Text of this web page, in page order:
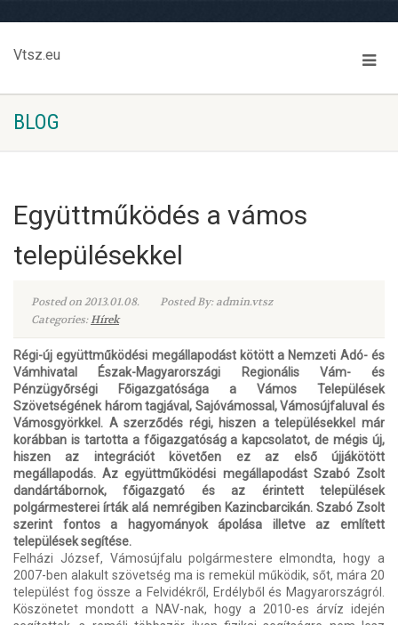
Vtsz.eu
BLOG
Együttműködés a vámos
településekkel
Posted on 2013.01.08.
Posted By: admin.vtsz
Categories:Hírek
Régi-új együttműködési megállapodást kötött a Nemzeti Adó- és
Vámhivatal Észak-Magyarországi Regionális Vám- és
Pénzügyőrségi Főigazgatósága a Vámos Települések
Szövetségének három tagjával, Sajóvámossal, Vámosújfaluval és
Vámosgyörkkel. A szerződés régi, hiszen a településekkel már
korábban is tartotta a főigazgatóság a kapcsolatot, de mégis új,
hiszen az integrációt követően ez az első újjákötött
megállapodás. Az együttműködési megállapodást Szabó Zsolt
dandártábornok, főigazgató és az érintett települések
polgármesterei írták alá nemrégiben Kazincbarcikán. Szabó Zsolt
szerint fontos a hagyományok ápolása illetve az említett
települések segítése.
Felházi József, Vámosújfalu polgármestere elmondta, hogy a
2007-ben alakult szövetség ma is remekül működik, sőt, mára 20
települést fog össze a Felvidékről, Erdélyből és Magyarországról.
Köszönetet mondott a NAV-nak, hogy a 2010-es árvíz idején